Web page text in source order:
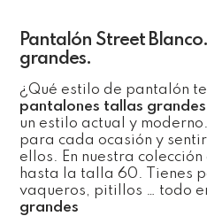
Pantalón Street
grandes.
¿Qué estilo de pantalón
pantalones tallas grandes
un estilo actual y
para cada ocasión y
ellos. En nuestra
hasta la talla 60. Tienes
vaqueros, pitillos … todo
grandes